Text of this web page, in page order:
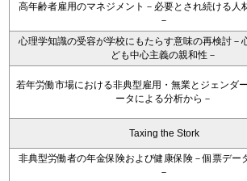
高年齢者雇用のマネジメント－必要とされ続ける人
－
心理学知識の受容が学校にもたらす意味の再検討－
ども中心主義の親和性－
若年労働市場における非典型雇用・無業とジェンダ
ータによる分析から－
Taxing the Stork
非典型労働者の年金保険および健康保険－個票デー
－